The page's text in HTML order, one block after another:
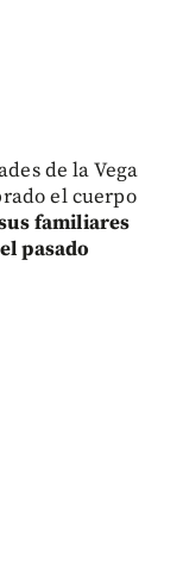
de la Vega
el cuerpo
familiares
pasado